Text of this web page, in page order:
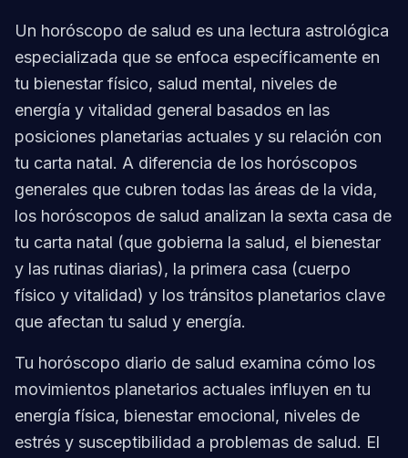
Un horóscopo de salud es una lectura astrológica
especializada que se enfoca específicamente en
tu bienestar físico, salud mental, niveles de
energía y vitalidad general basados en las
posiciones planetarias actuales y su relación con
tu carta natal. A diferencia de los horóscopos
generales que cubren todas las áreas de la vida,
los horóscopos de salud analizan la sexta casa de
tu carta natal (que gobierna la salud, el bienestar
y las rutinas diarias), la primera casa (cuerpo
físico y vitalidad) y los tránsitos planetarios clave
que afectan tu salud y energía.
Tu horóscopo diario de salud examina cómo los
movimientos planetarios actuales influyen en tu
energía física, bienestar emocional, niveles de
estrés y susceptibilidad a problemas de salud. El